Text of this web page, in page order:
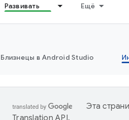
Развивать Ещё
Близнецы в Android Studio
Эта
Translation API.